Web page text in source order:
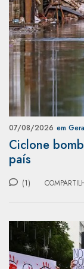
07/08/2026 em
Ciclone
país
(1)